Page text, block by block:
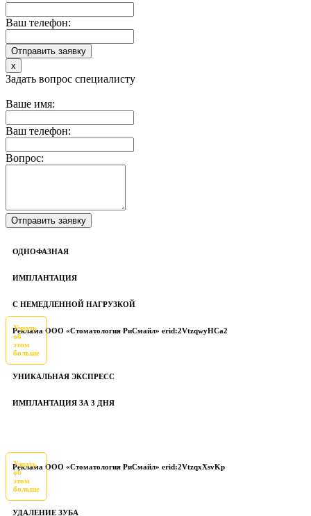
Ваш телефон:
x
Задать вопрос специалисту
Ваше имя:
Ваш телефон:
Вопрос:
ОДНОФАЗНАЯ
ИМПЛАНТАЦИЯ
С НЕМЕДЛЕННОЙ НАГРУЗКОЙ
Реклама ООО «Стоматология РиСмайл» erid:2VtzqwyHCa2
Узнать
об
этом
больше
УНИКАЛЬНАЯ ЭКСПРЕСС
ИМПЛАНТАЦИЯ ЗА 3 ДНЯ
Реклама ООО «Стоматология РиСмайл» erid:2VtzqxXsvKp
Узнать
об
этом
больше
УДАЛЕНИЕ ЗУБА